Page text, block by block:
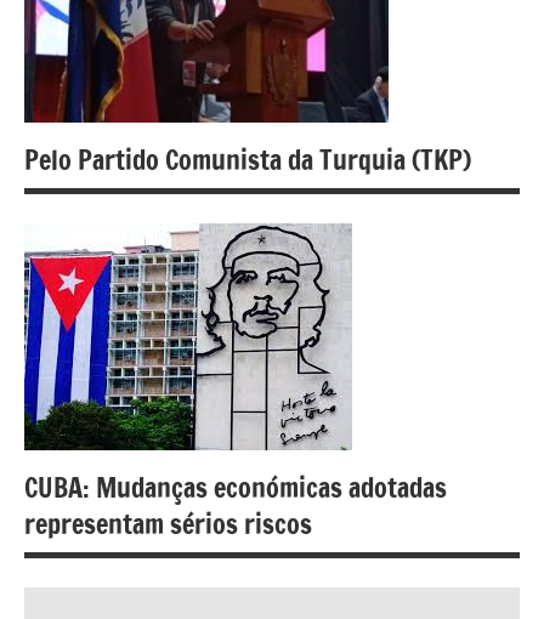
Pelo Partido Comunista da Turquia (TKP)
CUBA: Mudanças económicas adotadas
representam sérios riscos